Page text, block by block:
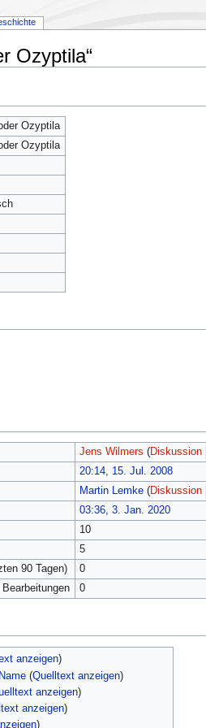
Ozyptila“
Ozyptila
Ozyptila
Jens Wilmers (Diskussion|
20:14, 15. Jul. 2008
Martin Lemke (Diskussion|
03:36, 3. Jan. 2020
10
5
90 Tagen)
0
0
anzeigen)
(Quelltext anzeigen)
anzeigen)
anzeigen)
)